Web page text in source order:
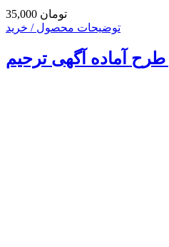
35,000 تومان
توضیحات محصول / خرید